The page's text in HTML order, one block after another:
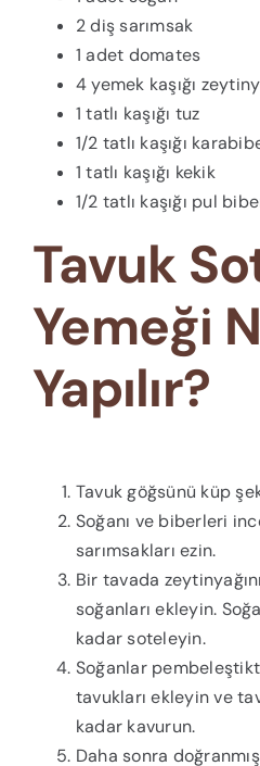
2 diş sarımsak
1 adet domates
4 yemek kaşığı
1 tatlı kaşığı tuz
1/2 tatlı kaşığı
1 tatlı kaşığı kekik
1/2 tatlı kaşığı pul
Tavuk
Yemeği
Yapılır?
Tavuk göğsünü küp
Soğanı ve biberleri
sarımsakları ezin.
Bir tavada
soğanları ekleyin.
kadar soteleyin.
Soğanlar
tavukları ekleyin ve
kadar kavurun.
Daha sonra